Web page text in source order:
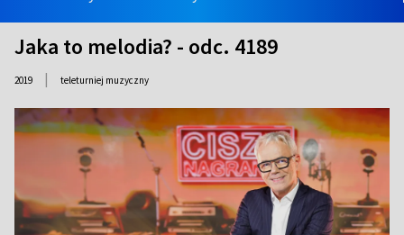
Jaka to melodia? - odc. 4189
2019 | teleturniej muzyczny